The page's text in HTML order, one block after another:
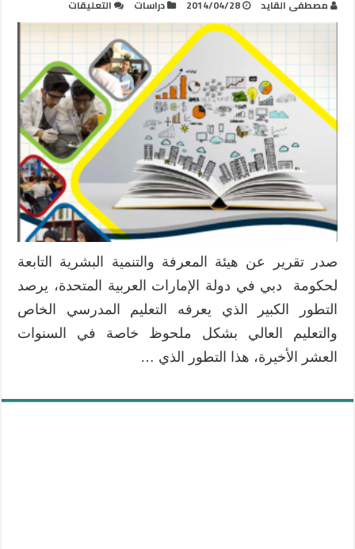
مصطفى القايد 2014/04/28 دراسات التعليقات
انفوجرافيك
تطور
التعليم
في
إمارة
دبي
مغلقة
صدر تقرير عن هيئة المعرفة والتنمية البشرية التابعة
لحكومة دبي في دولة الإمارات العربية المتحدة، يرصد
التطور الكبير الذي يعرفه التعليم المدرسي الخاص
والتعليم العالي بشكل ملحوظ خاصة في السنوات
العشر الأخيرة، هذا التطور الذي …